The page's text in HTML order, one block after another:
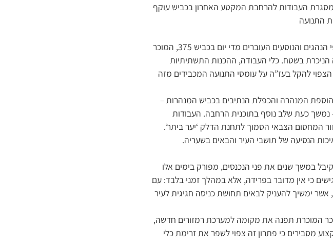
העבודות להרחבת המקטע האחרון בכביש עוקף
התנועה
מהפכה תחבורתית של ממש הולכת ונרקמת בכניסה לעירנו. אלפי הנהגים והנוסעים העוברים מדי יום בכביש 375, המוכר
הניכרת בשטח. כלי העבודה, ההכנות התשתיתיות
להקל בעז”ה על עומסי התנועה המכבידים מזה
המנהרה והכפלת הנתיבים בכביש המנהרות –
נמשך כעת שלב נוסף בתוכנית הרחבה. העבודות
המחסום הצבאי הסמוך לתחנת הדלק ‘יער ביתר’.
הנסיעה של תושבי העיר והבאים בשעריה.
במשך שנים את פני הנכנסים, מפורק בימים אלו
כי אין מדובר בפרידה, אלא במהלך זמני בלבד: עם
ימשיך להעניק לבאים תחושת כניסה חגיגית לעיר
המוכרת תפנה את מקומה למערכת רמזורים חדשה,
מסבירים כי פתרון זה צפוי לשפר את זרימת כלי